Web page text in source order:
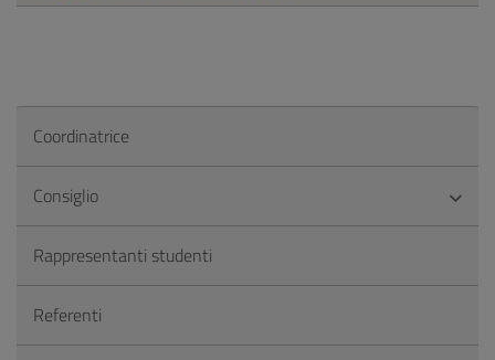
Coordinatrice
Consiglio
Rappresentanti studenti
Referenti